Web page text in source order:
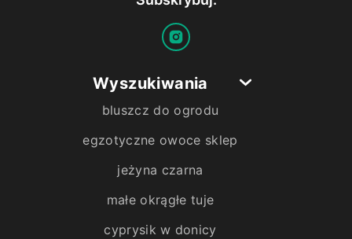
Wyszukiwania
bluszcz do ogrodu
egzotyczne owoce sklep
jeżyna czarna
małe okrągłe tuje
cyprysik w donicy